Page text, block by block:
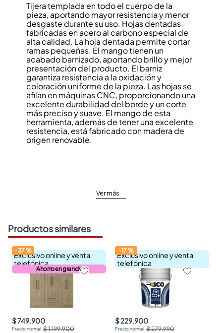
Tijera templada en todo el cuerpo de la
pieza, aportando mayor resistencia y menor
desgaste durante su uso. Hojas dentadas
fabricadas en acero al carbono especial de
alta calidad. La hoja dentada permite cortar
ramas pequeñas. El mango tienen un
acabado barnizado, aportando brillo y mejor
presentación del producto. El barniz
garantiza resistencia a la oxidación y
coloración uniforme de la pieza. Las hojas se
afilan en máquinas CNC, proporcionando una
excelente durabilidad del borde y un corte
más preciso y suave. El mango de esta
herramienta, además de tener una excelente
resistencia, está fabricado con madera de
origen renovable.
Ver más
Productos similares
Exclusivo online y venta
telefónica
Ahorro en grande
-37%
$ 749.900
$ 1.199.900
Exclusivo online y venta
telefónica
-17%
$ 229.900
$ 279.990